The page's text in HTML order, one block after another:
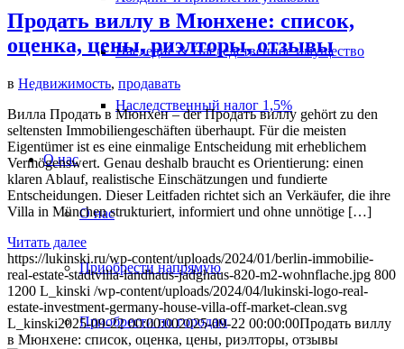
Наследие & Наследственное имущество
Наследственный налог 1,5%
О нас
О нас
Приобрести напрямую
Приобрести по городам
Продать виллу в Мюнхене: список,
оценка, цены, риэлторы, отзывы
в Недвижимость, продавать
Вилла Продать в Мюнхен – der Продать виллу gehört zu den
seltensten Immobiliengeschäften überhaupt. Für die meisten
Eigentümer ist es eine einmalige Entscheidung mit erheblichem
Vermögenswert. Genau deshalb braucht es Orientierung: einen
klaren Ablauf, realistische Einschätzungen und fundierte
Entscheidungen. Dieser Leitfaden richtet sich an Verkäufer, die ihre
Villa in München strukturiert, informiert und ohne unnötige […]
Читать далее
https://lukinski.ru/wp-content/uploads/2024/01/berlin-immobilie-
real-estate-stadtvilla-landhaus-jadghaus-820-m2-wohnflache.jpg 800
1200 L_kinski /wp-content/uploads/2024/04/lukinski-logo-real-
estate-investment-germany-house-villa-off-market-clean.svg
L_kinski2025-09-22 00:00:002025-09-22 00:00:00Продать виллу
в Мюнхене: список, оценка, цены, риэлторы, отзывы